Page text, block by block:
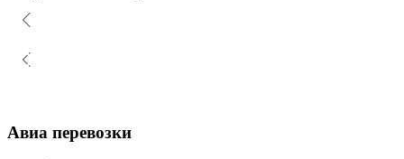
Авиа перевозки